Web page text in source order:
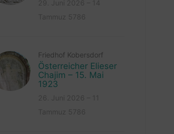
Friedhof Kobersdorf
Österreicher Elieser
Chajim – 15. Mai
1923